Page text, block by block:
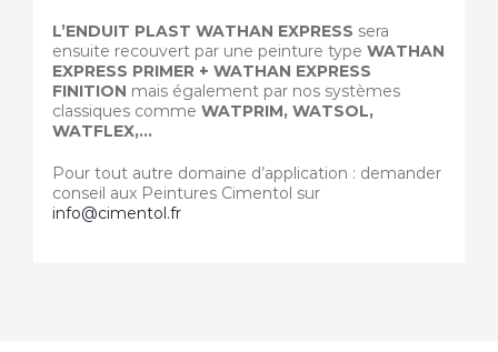
L’ENDUIT PLAST WATHAN EXPRESS sera
ensuite recouvert par une peinture type WATHAN
EXPRESS PRIMER + WATHAN EXPRESS
FINITION mais également par nos systèmes
classiques comme WATPRIM, WATSOL,
WATFLEX,…
Pour tout autre domaine d’application : demander
conseil aux Peintures Cimentol sur
info@cimentol.fr